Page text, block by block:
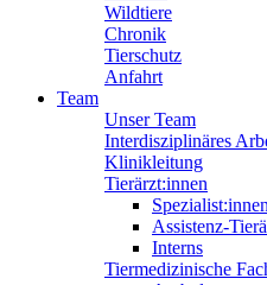
Wildtiere
Chronik
Tierschutz
Anfahrt
Team
Unser Team
Interdisziplinäres
Klinikleitung
Tierärzt:innen
Spezialist:innen
Assistenz-
Interns
Tiermedizinische